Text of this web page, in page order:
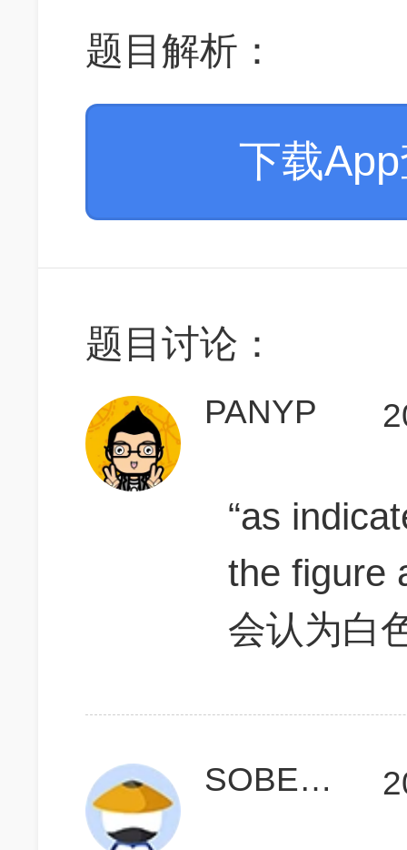
题目解析：
下载
题目讨论：
PANYP
“as
the figure
会认为白
SOBER916